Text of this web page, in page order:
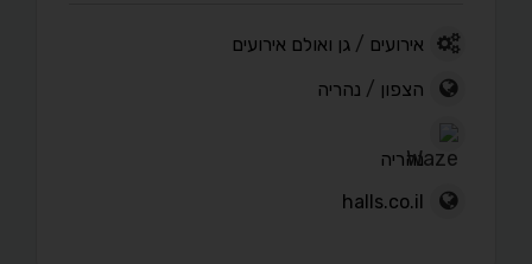
אירועים / גן ואולם אירועים
הצפון / נהריה
נהריה
halls.co.il